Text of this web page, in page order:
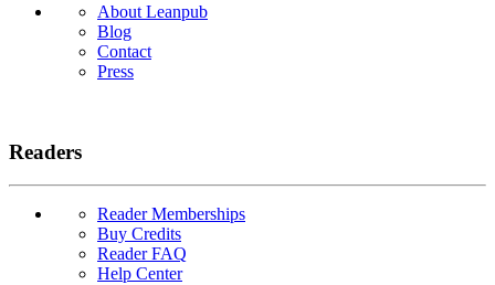
About Leanpub
Blog
Contact
Press
Readers
Reader Memberships
Buy Credits
Reader FAQ
Help Center